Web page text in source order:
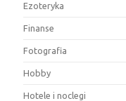
Ezoteryka
Finanse
Fotografia
Hobby
Hotele i noclegi